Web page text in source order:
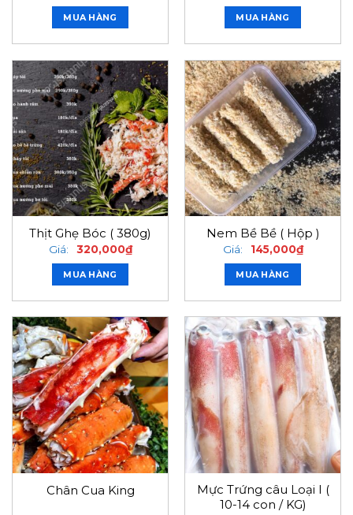
MUA HÀNG MUA HÀNG
Thịt Ghẹ Bóc ( 380g)
Giá: 320,000₫
MUA HÀNG
Nem Bề Bề ( Hộp )
Giá: 145,000₫
MUA HÀNG
Chân Cua King
Mực Trứng câu Loại I (
10-14 con / KG)